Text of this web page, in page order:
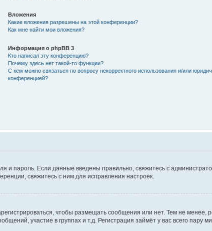
Вложения
Какие вложения разрешены на этой конференции?
Как мне найти мои вложения?
Информация о phpBB 3
Кто написал эту конференцию?
Почему здесь нет такой-то функции?
С кем можно связаться по вопросу некорректного использования и/или
конференцией?
и пароль. Если данные введены правильно, свяжитесь с
свяжитесь с ним для исправления настроек.
чтобы размещать сообщения или нет. Тем не менее,
участие в группах и т.д. Регистрация займёт у вас всего пару